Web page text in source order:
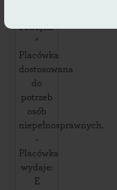
i święta:
*
Placówka
dostosowana
do
potrzeb
osób
niepełnosprawnych.
-
Placówka
wydaje:
E